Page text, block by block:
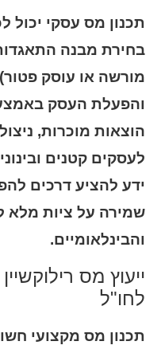
תכנון מס עסקי יכול
בחירת מבנה
מורשה או עוסק
והפעלת העסק
הוצאות מוכרות,
לעסקים קטנים
ידע להציע דרכים
שמירה על ציות מלא
והבינלאומיים.
ייעוץ מס
לחו"ל
תכנון מס מקצועי